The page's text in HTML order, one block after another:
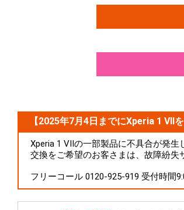
【2025年7月4日までにXperia 1 VII
Xperia 1 VIIの一部製品に不具合が発生
交換をご希望のお客さまは、故障紛失
フリーコール 0120-925-919 受付時間